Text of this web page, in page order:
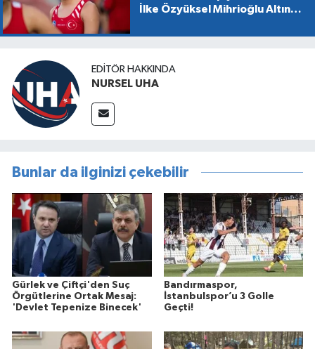
İlke Özyüksel Mihrioğlu Altın
EDITÖR HAKKINDA
NURSEL UHA
Bunlar da ilginizi çekebilir
Gürlek ve Çiftçi'den Suç
Örgütlerine Ortak Mesaj:
'Devlet Tepenize Binecek'
Bandırmaspor,
İstanbulspor’u 3 Golle
Geçti!